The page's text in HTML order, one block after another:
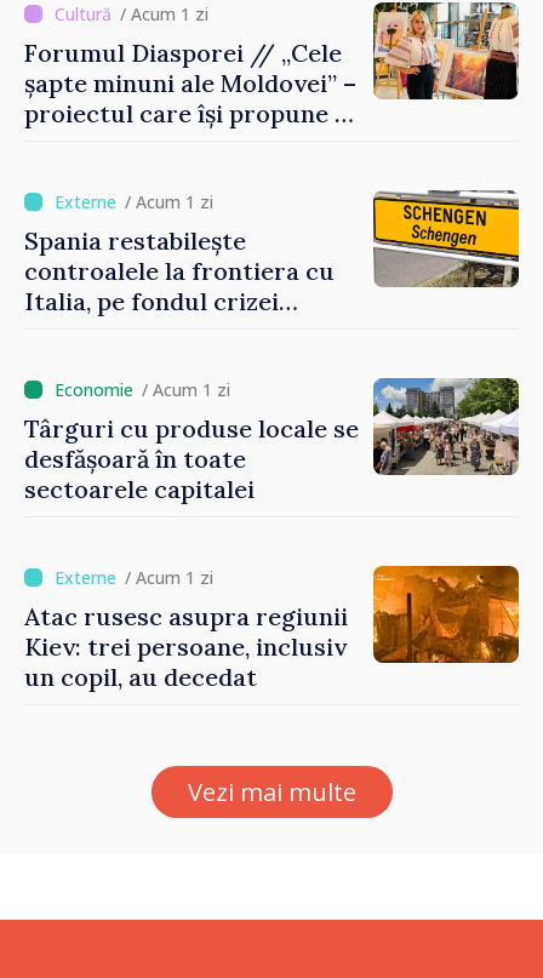
/ Acum 1 zi
Forumul Diasporei // „Cele
șapte minuni ale Moldovei” –
proiectul care își propune să
/ Acum 1 zi
Spania restabilește
controalele la frontiera cu
Italia, pe fondul crizei
/ Acum 1 zi
Târguri cu produse locale se
desfășoară în toate
sectoarele capitalei
/ Acum 1 zi
Atac rusesc asupra regiunii
Kiev: trei persoane, inclusiv
un copil, au decedat
Vezi mai multe